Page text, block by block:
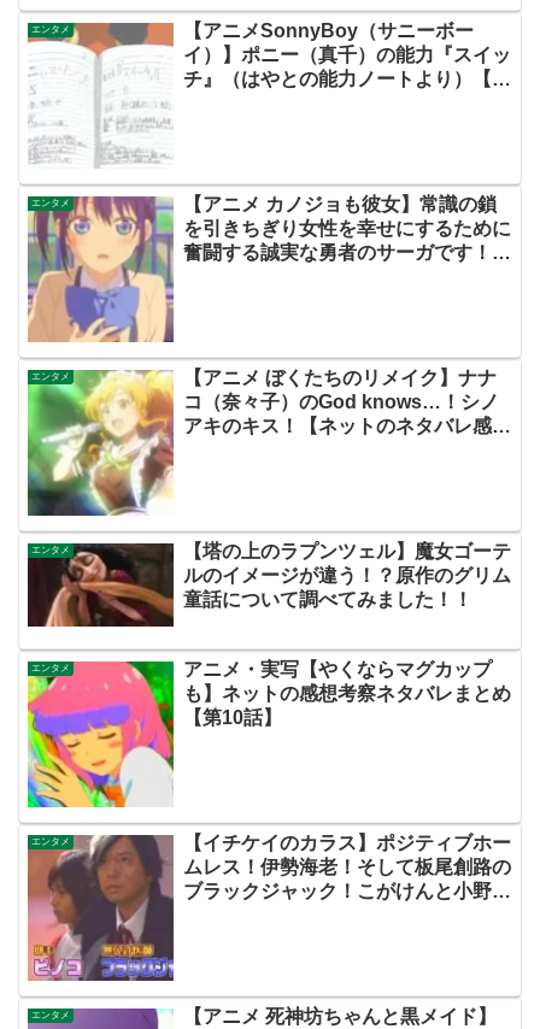
エンタメ
【アニメSonnyBoy（サニーボー
イ）】ポニー（真千）の能力『スイッ
チ』（はやとの能力ノートより）【ネ
エンタメ
【アニメ カノジョも彼女】常識の鎖
を引きちぎり女性を幸せにするために
奮闘する誠実な勇者のサーガです！混
エンタメ
【アニメ ぼくたちのリメイク】ナナ
コ（奈々子）のGod knows…！シノ
アキのキス！【ネットのネタバレ感想
エンタメ
【塔の上のラプンツェル】魔女ゴーテ
ルのイメージが違う！？原作のグリム
童話について調べてみました！！
エンタメ
アニメ・実写【やくならマグカップ
も】ネットの感想考察ネタバレまとめ
【第10話】
エンタメ
【イチケイのカラス】ポジティブホー
ムレス！伊勢海老！そして板尾創路の
ブラックジャック！こがけんと小野寺
エンタメ
【アニメ 死神坊ちゃんと黒メイド】